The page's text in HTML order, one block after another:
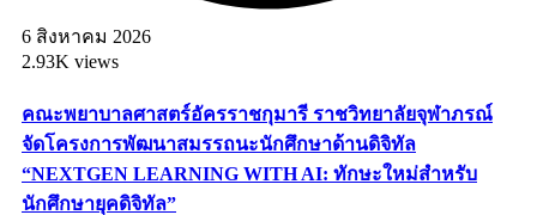
6 สิงหาคม 2026
2.93K views
คณะพยาบาลศาสตร์อัครราชกุมารี ราชวิทยาลัยจุฬาภรณ์
จัดโครงการพัฒนาสมรรถนะนักศึกษาด้านดิจิทัล
“NEXTGEN LEARNING WITH AI: ทักษะใหม่สำหรับ
นักศึกษายุคดิจิทัล”